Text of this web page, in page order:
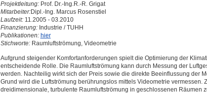
Projektleitung: Prof. Dr.-Ing.R.-R. Grigat
Mitarbeiter:Dipl.-Ing. Marcus Rosenstiel
Laufzeit: 11.2005 - 03.2010
Finanzierung: Industrie / TUHH
Publikationen: hier
Stichworte: Raumluftströmung, Videometrie
Aufgrund steigender Komfortanforderungen spielt die Optimierung der
entscheidende Rolle. Die Raumluftströmung kann durch Messung der
werden. Nachteilig wirkt sich der Preis sowie die direkte Beeinflussung der
Grund wird die Luftströmung berührungslos mittels Videometrie vermessen.
dreidimensionale, turbulente Raumluftströmung in geschlossenen Räumen